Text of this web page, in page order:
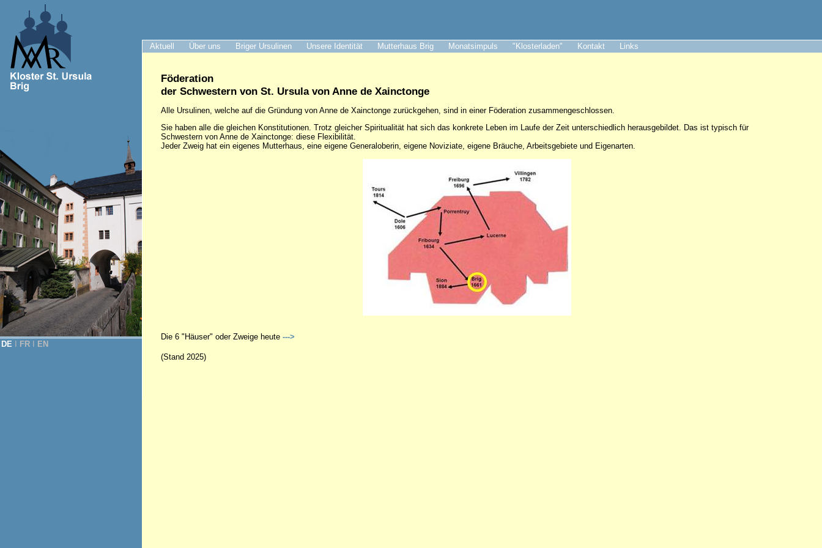
Aktuell Über uns Briger Ursulinen Unsere Identität Mutterhaus Brig Monatsimpuls "Klosterladen" Kontakt Links
DE FR EN
Föderation
der Schwestern von St. Ursula von Anne de Xainctonge
Alle Ursulinen, welche auf die Gründung von Anne de Xainctonge zurückgehen, sind in einer Föderation zusammengeschlossen.
Sie haben alle die gleichen Konstitutionen. Trotz gleicher Spiritualität hat sich das konkrete Leben im Laufe der Zeit unterschiedlich herausgebildet. Das ist typisch für
Schwestern von Anne de Xainctonge: diese Flexibilität.
Jeder Zweig hat ein eigenes Mutterhaus, eine eigene Generaloberin, eigene Noviziate, eigene Bräuche, Arbeitsgebiete und Eigenarten.
Die 6 "Häuser" oder Zweige heute --->
(Stand 2025)